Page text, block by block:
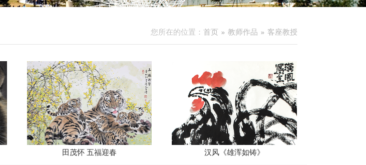
您所在的位置： 首页 教师作品 客座教授
田茂怀 五福迎春 汉风《雄浑如铸》